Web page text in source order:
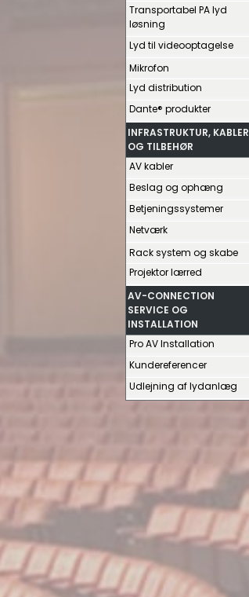
Transportabel PA lyd
løsning
Lyd til videooptagelse
Mikrofon
Lyd distribution
Dante® produkter
INFRASTRUKTUR, KABLER
OG TILBEHØR
AV kabler
Beslag og ophæng
Betjeningssystemer
Netværk
Rack system og skabe
Projektor lærred
AV-CONNECTION
SERVICE OG
INSTALLATION
Pro AV Installation
Kundereferencer
Udlejning af lydanlæg